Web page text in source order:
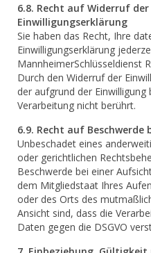
6.8. Recht auf Widerruf
Einwilligungserklärung
Sie haben das Recht, Ihre
Einwilligungserklärung
MannheimerSchlüsseldienst
Durch den Widerruf der
der aufgrund der
Verarbeitung nicht berührt.
6.9. Recht auf
Unbeschadet eines
oder gerichtlichen
Beschwerde bei einer
dem Mitgliedstaat Ihres
oder des Orts des
Ansicht sind, dass die
Daten gegen die DSGVO